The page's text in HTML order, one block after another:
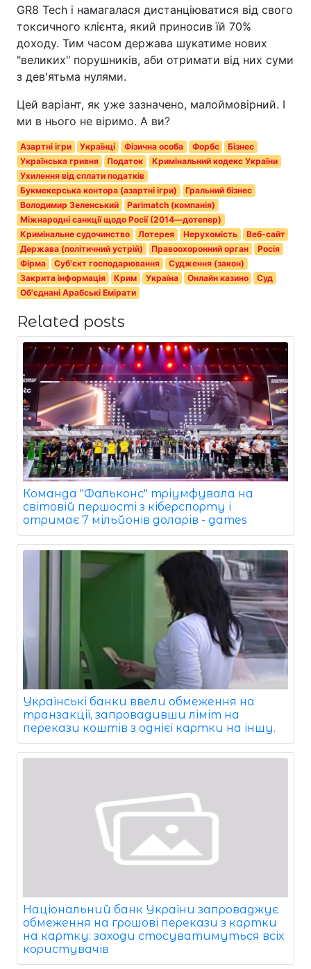
GR8 Tech і намагалася дистанціюватися від свого
токсичного клієнта, який приносив їй 70%
доходу. Тим часом держава шукатиме нових
"великих" порушників, аби отримати від них суми
з дев'ятьма нулями.
Цей варіант, як уже зазначено, малоймовірний. І
ми в нього не віримо. А ви?
Азартні ігри Українці Фізична особа Форбс
Бізнес
Українська гривня
Податок
Кримінальний кодекс України
Ухилення від сплати податків
Букмекерська контора (азартні ігри)
Гральний бізнес
Володимир Зеленський
Parimatch (компанія)
Міжнародні санкції щодо Росії (2014—дотепер)
Кримінальне судочинство
Лотерея Нерухомість
Веб-сайт
Держава (політичний устрій)
Правоохоронний орган
Росія
Фірма
Суб'єкт господарювання
Судження (закон)
Закрита інформація
Крим Україна Онлайн казино
Суд
Об'єднані Арабські Емірати
Related posts
Команда "Фальконс" тріумфувала на
світовій першості з кіберспорту і
отримає 7 мільйонів доларів - games
Українські банки ввели обмеження на
транзакції, запровадивши ліміт на
перекази коштів з однієї картки на іншу.
Національний банк України запроваджує
обмеження на грошові перекази з картки
на картку: заходи стосуватимуться всіх
користувачів